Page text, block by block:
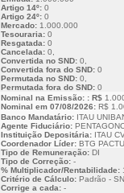
Artigo 14º:0
Artigo 24º:0
Mercado:1.000.000
Tesouraria:0
Resgatada:0
Cancelada:0,
Convertida no SND:0,
Convertida fora do SND:0
Permutada no SND:0,
Permutada fora do SND:0
Nominal na Emissão: : R$
Nominal em 07/08/2026:R$
Banco Mandatário:ITAU
Agente Fiduciário:
Instituição Depositária:ITAU
Coordenador Líder:BTG
Tipo de Remuneração:DI
Tipo de Correção:-
% Multiplicador/Rentabilidade:
Critério de Cálculo:Padrão -
Corrige a cada:-